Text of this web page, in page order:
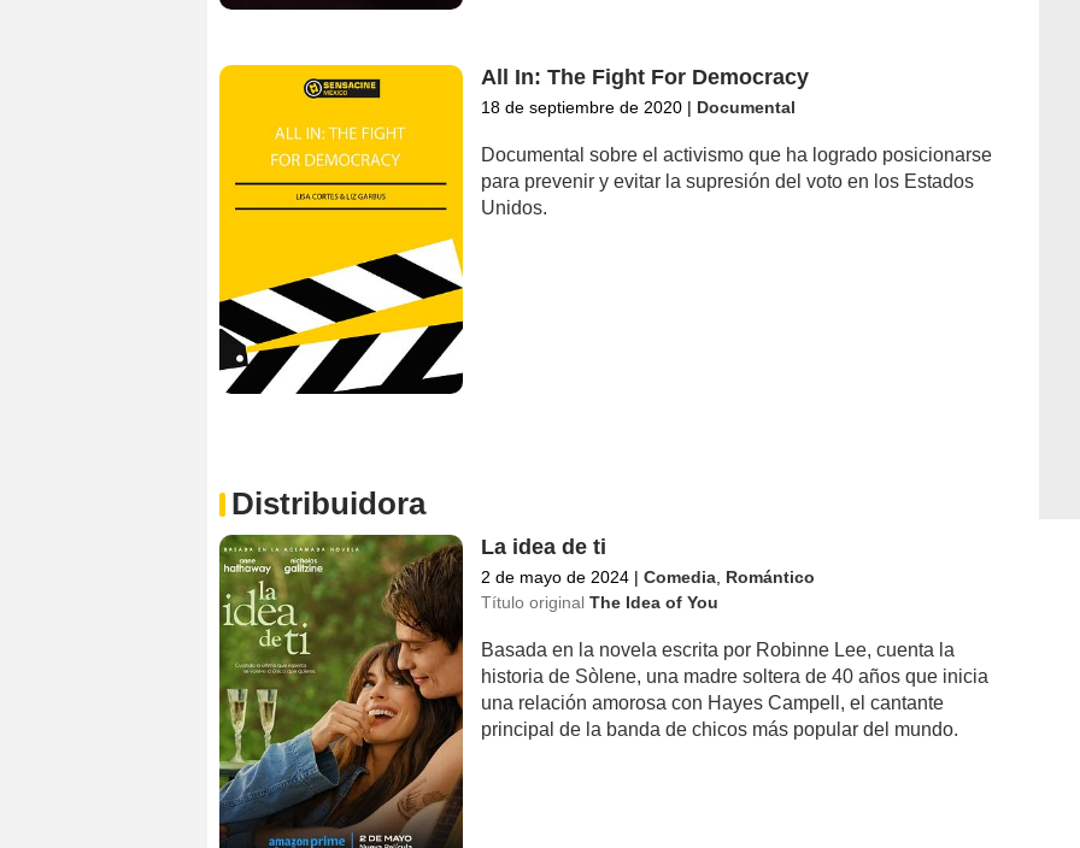
All In: The Fight For Democracy
18 de septiembre de 2020 | Documental
Documental sobre el activismo que ha logrado posicionarse
para prevenir y evitar la supresión del voto en los Estados
Unidos.
Distribuidora
La idea de ti
2 de mayo de 2024 | Comedia, Romántico
Título original The Idea of You
Basada en la novela escrita por Robinne Lee, cuenta la
historia de Sòlene, una madre soltera de 40 años que inicia
una relación amorosa con Hayes Campell, el cantante
principal de la banda de chicos más popular del mundo.